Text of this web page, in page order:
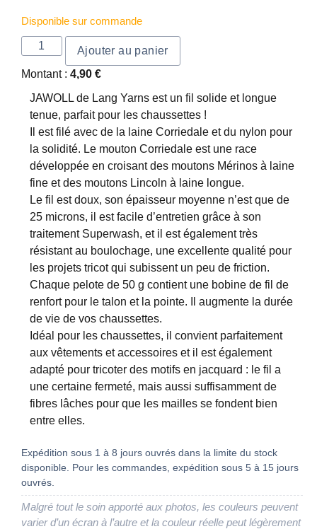
Disponible sur commande
Ajouter au panier
Montant : 4,90 €
JAWOLL de Lang Yarns est un fil solide et longue
tenue, parfait pour les chaussettes !
Il est filé avec de la laine Corriedale et du nylon pour
la solidité. Le mouton Corriedale est une race
développée en croisant des moutons Mérinos à laine
fine et des moutons Lincoln à laine longue.
Le fil est doux, son épaisseur moyenne n’est que de
25 microns, il est facile d’entretien grâce à son
traitement Superwash, et il est également très
résistant au boulochage, une excellente qualité pour
les projets tricot qui subissent un peu de friction.
Chaque pelote de 50 g contient une bobine de fil de
renfort pour le talon et la pointe. Il augmente la durée
de vie de vos chaussettes.
Idéal pour les chaussettes, il convient parfaitement
aux vêtements et accessoires et il est également
adapté pour tricoter des motifs en jacquard : le fil a
une certaine fermeté, mais aussi suffisamment de
fibres lâches pour que les mailles se fondent bien
entre elles.
Expédition sous 1 à 8 jours ouvrés dans la limite du stock
disponible. Pour les commandes, expédition sous 5 à 15 jours
ouvrés.
Malgré tout le soin apporté aux photos, les couleurs peuvent
varier d’un écran à l’autre et la couleur réelle peut légèrement